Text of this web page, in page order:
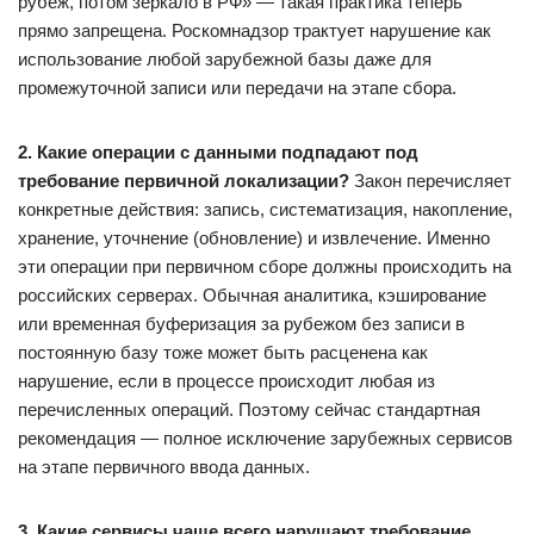
прямо запрещена. Роскомнадзор трактует нарушение как
использование любой зарубежной базы даже для
промежуточной записи или передачи на этапе сбора.
2. Какие операции с данными подпадают под
требование первичной локализации? Закон перечисляет
конкретные действия: запись, систематизация, накопление,
хранение, уточнение (обновление) и извлечение. Именно
эти операции при первичном сборе должны происходить на
российских серверах. Обычная аналитика, кэширование
или временная буферизация за рубежом без записи в
постоянную базу тоже может быть расценена как
нарушение, если в процессе происходит любая из
перечисленных операций. Поэтому сейчас стандартная
рекомендация — полное исключение зарубежных сервисов
на этапе первичного ввода данных.